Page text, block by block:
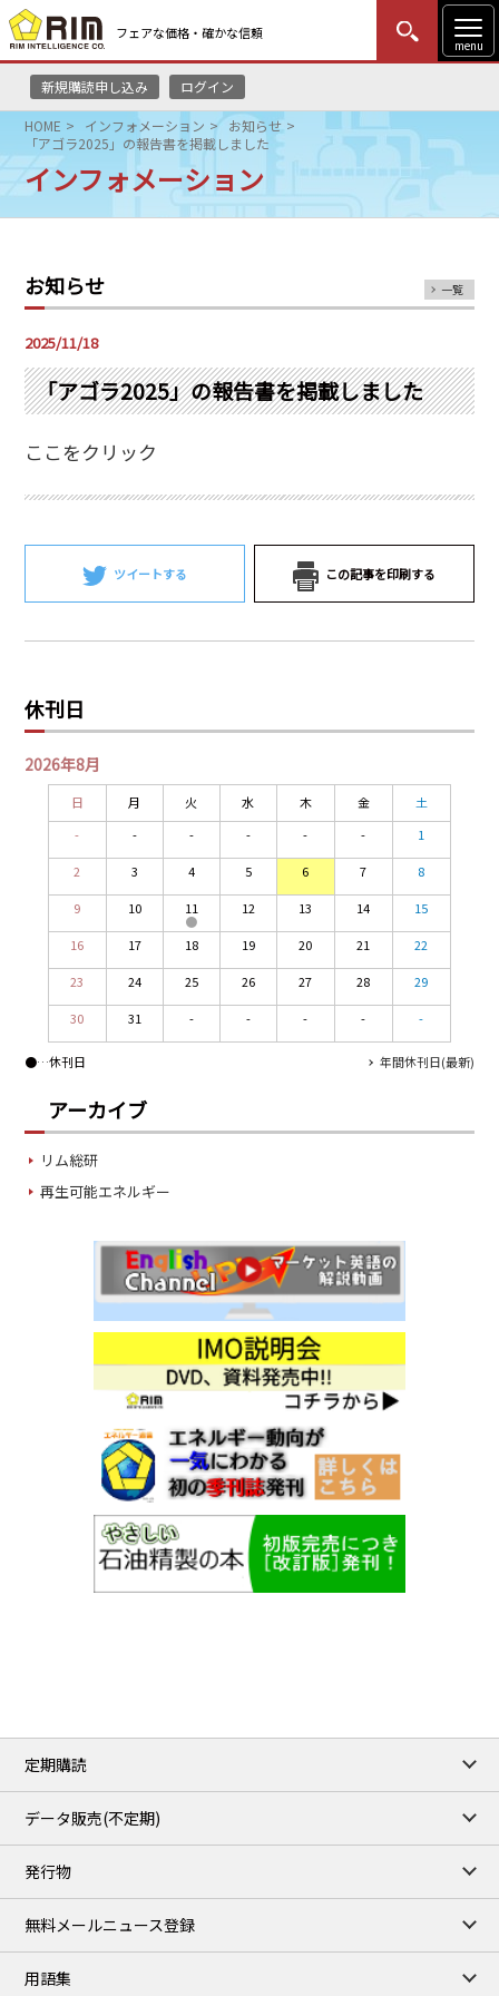
フェアな価格・確かな信頼
menu
新規購読申し込み ログイン
MENU
更新 はじめての方
HOME
マーケットニュース
リムレポート
研修・セミナー
PRA原則
Q & A
会社概要
採用情報
English Website
瑞姆亜太能源諮問(北京)
HOME インフォメーション
お知らせ
「アゴラ2025」の報告書を掲載しました
インフォメーション
お知らせ 一覧
2025/11/18
「アゴラ2025」の報告書を掲載しました
ここをクリック
ツイートする この記事を印刷する
休刊日
2026年8月
日 月 火 水 木 金
土
-
- - - - - 1
2 3 4 5 6 7 8
9 10 11 12 13 14 15
16 17 18 19 20 21 22
23 24 25 26 27 28 29
30 31 - - - - -
●…休刊日 年間休刊日(最新)
アーカイブ
リム総研
再生可能エネルギー
定期購読
データ販売(不定期)
発行物
無料メールニュース登録
用語集